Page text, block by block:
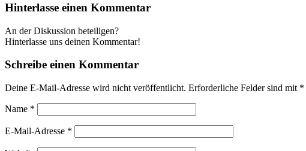
Hinterlasse einen Kommentar
An der Diskussion beteiligen?
Hinterlasse uns deinen Kommentar!
Schreibe einen Kommentar
Deine E-Mail-Adresse wird nicht veröffentlicht. Erforderliche Felder sind mit *
Name *
E-Mail-Adresse *